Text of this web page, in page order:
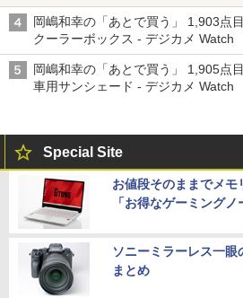
る「Filmator」
岡嶋和幸の「あとで買う」 1,903点
クーラーボックス - デジカメ Watch
岡嶋和幸の「あとで買う」 1,905点
車用サンシェード - デジカメ Watch
Special Site
お値段そのままでメ
「お得なゲーミングノ
ソニーミラーレス一
まとめ